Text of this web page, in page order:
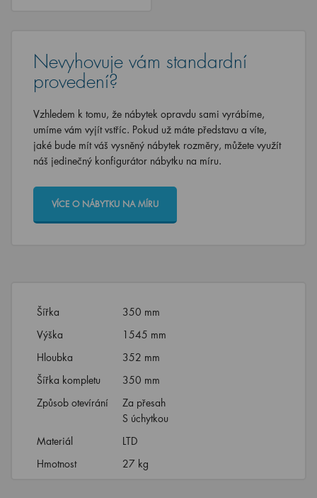
Nevyhovuje vám standardní
provedení?
Vzhledem k tomu, že nábytek opravdu sami vyrábíme,
umíme vám vyjít vstříc. Pokud už máte představu a víte,
jaké bude mít váš vysněný nábytek rozměry, můžete využít
náš jedinečný konfigurátor nábytku na míru.
VÍCE O NÁBYTKU NA MÍRU
Šířka
350 mm
Výška
1545 mm
Hloubka
352 mm
Šířka kompletu
350 mm
Způsob otevírání
Za přesah
S úchytkou
Materiál
LTD
Hmotnost
27 kg